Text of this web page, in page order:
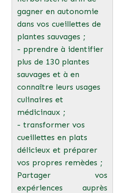
gagner en autonomie
dans vos cueillettes de
plantes sauvages ;
- pprendre à identifier
plus de 130 plantes
sauvages et à en
connaître leurs usages
culinaires et
médicinaux ;
- transformer vos
cueillettes en plats
délicieux et préparer
vos propres remèdes ;
Partager vos
expériences auprès